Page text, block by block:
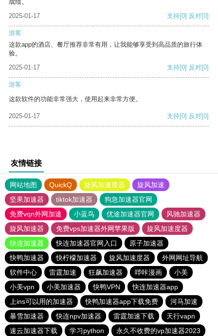
成绩。
2025-01-17
支持[0] 反对[0]
游客
这款app的酒店、餐厅推荐非常有用，让我能够享受到高品质的旅行体
验。
2025-01-17
支持[0] 反对[0]
游客
这款软件的功能非常强大，使用起来非常方便。
2025-01-17 支持[0] 反对[0]
友情链接
网站地图 QuickQ 旋风加速度器
旋风加速
坚果加速器
tiktok加速器
狗急加速器官网
免费vqn外网加速
小蓝鸟 优途加速器官网
风驰加速器
旋风加速器
免费vps加速器外网苹果版
旋风加速度器
快连加速器
快连加速器官网入口
原子加速器
快鸭加速器
快柠檬加速器 旋风加速度器
外网网址导航
软件中心
雷霆加速 狂飙加速器 哔咔漫画
小美
小美vpn
小美加速器 快鸭VPN
快连加速器app
上ins可以用的加速器
快鸭加速器app下载免费
河马加速
暴雪加速器
快连npv加速器 雷霆加速下载
天行vapn
速云加速器下载
学习python 永久不收费的vp加速器2023